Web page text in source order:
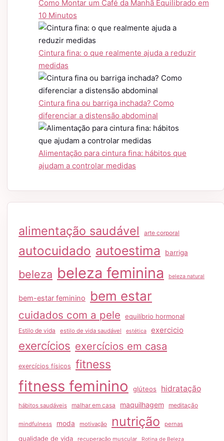
Como Montar um Café da Manhã Equilibrado em
10 Minutos
Cintura fina: o que realmente ajuda a reduzir
medidas
Cintura fina ou barriga inchada? Como
diferenciar a distensão abdominal
Alimentação para cintura fina: hábitos que
ajudam a controlar medidas
alimentação saudável arte corporal
autocuidado autoestima barriga
beleza beleza feminina beleza natural
bem-estar feminino bem estar
cuidados com a pele equilíbrio hormonal
Estilo de vida estilo de vida saudável estética exercicio
exercícios exercícios em casa
exercícios físicos fitness
fitness feminino glúteos hidratação
hábitos saudáveis malhar em casa maquilhagem meditação
mindfulness moda motivação nutrição pernas
qualidade de vida recuperação muscular Rotina de Beleza